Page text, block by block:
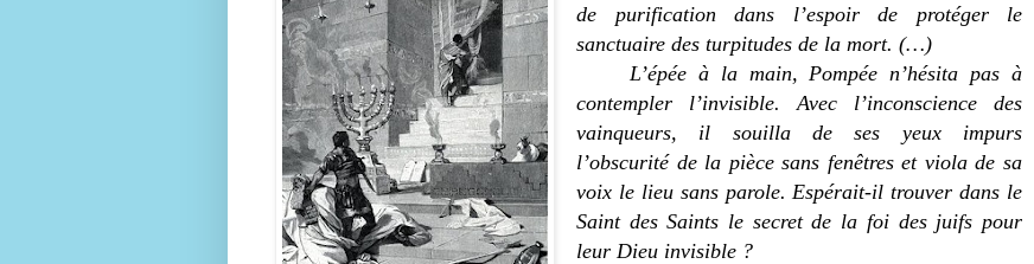
de purification dans l’espoir de protéger le
sanctuaire des turpitudes de la mort. (…)
L’épée à la main, Pompée n’hésita pas à
contempler l’invisible. Avec l’inconscience des
vainqueurs, il souilla de ses yeux impurs
l’obscurité de la pièce sans fenêtres et viola de sa
voix le lieu sans parole. Espérait-il trouver dans le
Saint des Saints le secret de la foi des juifs pour
leur Dieu invisible ?